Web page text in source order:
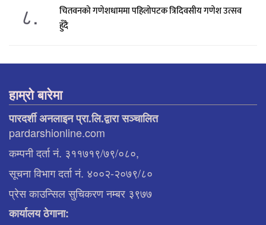
८.
चितवनको गणेशधाममा पहिलोपटक त्रिदिवसीय गणेश उत्सव
हुँदै
हाम्रो बारेमा
पारदर्शी अनलाइन प्रा.लि.द्वारा सञ्चालित
pardarshionline.com
कम्पनी दर्ता नं. ३११७१९/७९/०८०,
सूचना विभाग दर्ता नं. ४००२-२०७९/८०
प्रेस काउन्सिल सुचिकरण नम्बर ३९७७
कार्यालय ठेगाना: